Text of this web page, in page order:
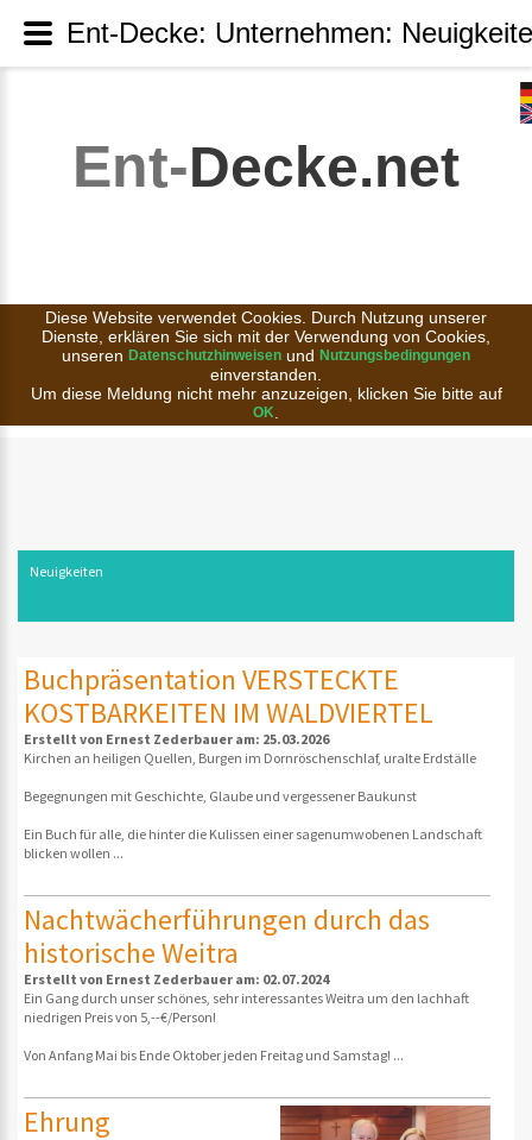
Ent-Decke.net
Diese Website verwendet Cookies. Durch Nutzung unserer
Dienste, erklären Sie sich mit der Verwendung von Cookies,
unseren Datenschutzhinweisen und Nutzungsbedingungen
einverstanden.
Um diese Meldung nicht mehr anzuzeigen, klicken Sie bitte auf
OK
Neuigkeiten
Buchpräsentation VERSTECKTE
KOSTBARKEITEN IM WALDVIERTEL
Erstellt von Ernest Zederbauer am: 25.03.2026
Kirchen an heiligen Quellen, Burgen im Dornröschenschlaf, uralte Erdställe
Begegnungen mit Geschichte, Glaube und vergessener Baukunst
Ein Buch für alle, die hinter die Kulissen einer sagenumwobenen Landschaft
blicken wollen ...
Nachtwächerführungen durch das
historische Weitra
Erstellt von Ernest Zederbauer am: 02.07.2024
Ein Gang durch unser schönes, sehr interessantes Weitra um den lachhaft
niedrigen Preis von 5,--€/Person!
Von Anfang Mai bis Ende Oktober jeden Freitag und Samstag! ...
Ehrung
Ent-Decke: Unternehmen: